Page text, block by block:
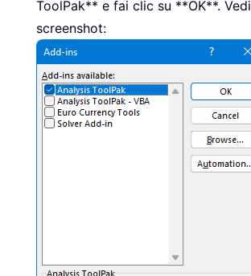
ToolPak** e fai clic su **OK**. Vedi
screenshot: